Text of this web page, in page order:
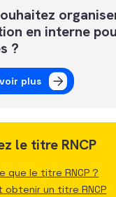
en interne
?
plus
le titre RNCP
que le titre RNCP ?
obtenir un titre RNCP